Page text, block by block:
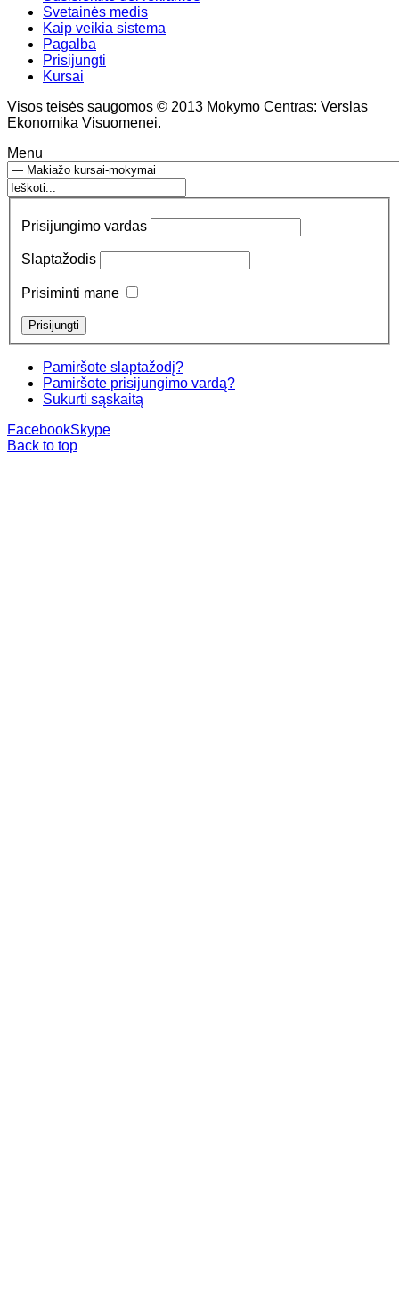
Svetainės medis
Kaip veikia sistema
Pagalba
Prisijungti
Kursai
Visos teisės saugomos © 2013 Mokymo Centras: Verslas
Ekonomika Visuomenei.
Menu
Prisijungimo vardas
Slaptažodis
Prisiminti mane
Pamiršote slaptažodį?
Pamiršote prisijungimo vardą?
Sukurti sąskaitą
FacebookSkype
Back to top